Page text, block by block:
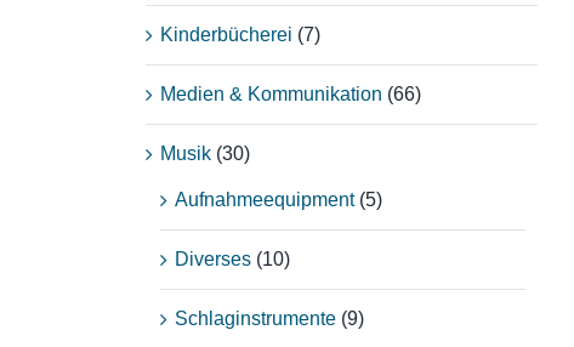
Kinderbücherei (7)
Medien & Kommunikation (66)
Musik (30)
Aufnahmeequipment (5)
Diverses (10)
Schlaginstrumente (9)